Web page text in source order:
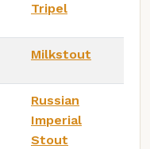
Tripel
Milkstout
Russian
Imperial
Stout